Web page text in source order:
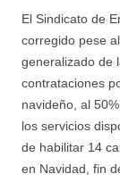
El Sindicato de
corregido pese
generalizado de
contrataciones
navideño, al
los servicios
de habilitar 14
en Navidad, fin